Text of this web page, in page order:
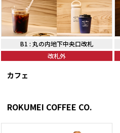
B1 : 丸の内地下中央口改札
改札外
カフェ
ROKUMEI COFFEE CO.